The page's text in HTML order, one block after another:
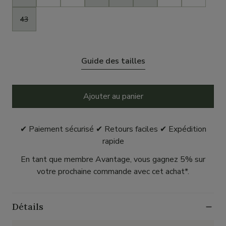
43
Guide des tailles
Ajouter au panier
✔ Paiement sécurisé ✔ Retours faciles ✔ Expédition
rapide
En tant que membre Avantage, vous gagnez 5% sur
votre prochaine commande avec cet achat*.
Détails